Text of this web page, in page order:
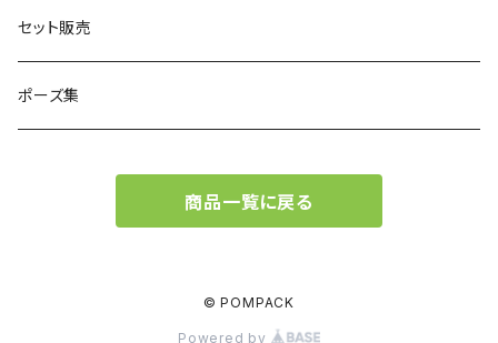
男性
男性
女性
男性
現代
背景素材
ファンタジー
立ち絵素材
セット販売
ポーズ集
商品一覧に戻る
© POMPACK
Powered by